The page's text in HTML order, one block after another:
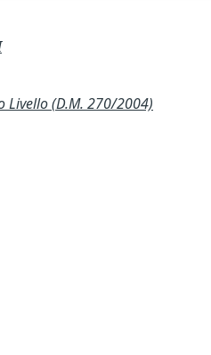
Livello (D.M. 270/2004)